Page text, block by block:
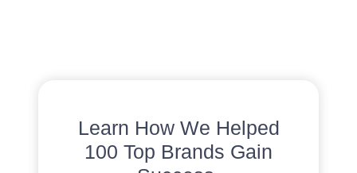
Learn How We Helped
100 Top Brands Gain